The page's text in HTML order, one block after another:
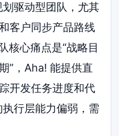
划驱动型团队，尤其
客户同步产品路线
核心痛点是“战略目
”，Aha! 能提供直
开发任务进度和代
行层能力偏弱，需